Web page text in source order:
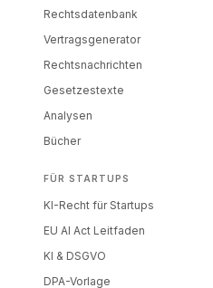
Rechtsdatenbank
Vertragsgenerator
Rechtsnachrichten
Gesetzestexte
Analysen
Bücher
FÜR STARTUPS
KI-Recht für Startups
EU AI Act Leitfaden
KI & DSGVO
DPA-Vorlage